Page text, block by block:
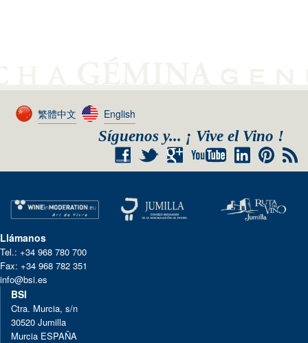
繁體中文 English
Síguenos y... ¡ Vive el Vino !
+ RSS
Llámanos
Tel.: +34 968 780 700
Fax: +34 968 782 351
info@bsi.es
BSI
Ctra. Murcia, s/n
30520 Jumilla
Murcia ESPAÑA